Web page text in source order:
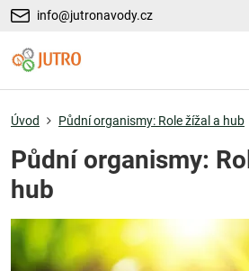
info@jutronavody.cz
Úvod Půdní organismy: Role žížal a hub
Půdní organismy:
hub